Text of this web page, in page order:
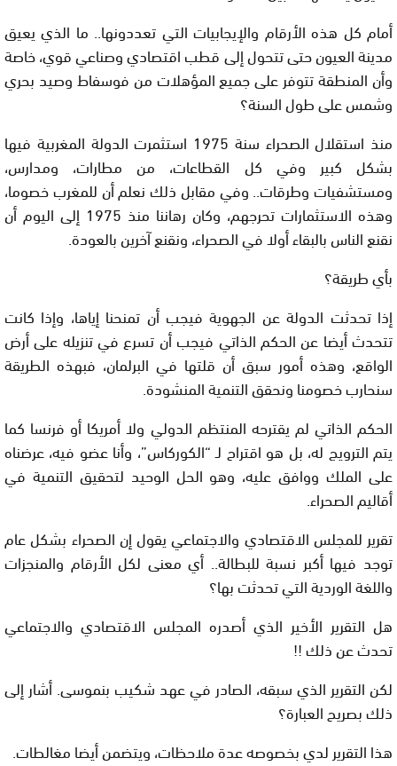
أمام كل هذه الأرقام والإيجابيات التي تعددونها.. ما الذي يعيق
مدينة العيون حتى تتحول إلى قطب اقتصادي وصناعي قوي، خاصة
وأن المنطقة تتوفر على جميع المؤهلات من فوسفاط وصيد بحري
وشمس على طول السنة؟
منذ استقلال الصحراء سنة 1975 استثمرت الدولة المغربية فيها
بشكل كبير وفي كل القطاعات، من مطارات، ومدارس،
ومستشفيات وطرقات.. وفي مقابل ذلك نعلم أن للمغرب خصوما،
وهذه الاستثمارات تحرجهم، وكان رهاننا منذ 1975 إلى اليوم أن
نقنع الناس بالبقاء أولا في الصحراء، ونقنع آخرين بالعودة.
بأي طريقة؟
إذا تحدثت الدولة عن الجهوية فيجب أن تمنحنا إياها، وإذا كانت
تتحدث أيضا عن الحكم الذاتي فيجب أن تسرع في تنزيله على أرض
الواقع، وهذه أمور سبق أن قلتها في البرلمان، فبهذه الطريقة
سنحارب خصومنا ونحقق التنمية المنشودة.
الحكم الذاتي لم يقترحه المنتظم الدولي ولا أمريكا أو فرنسا كما
يتم الترويج له، بل هو اقتراح لـ “الكوركاس”، وأنا عضو فيه، عرضناه
على الملك ووافق عليه، وهو الحل الوحيد لتحقيق التنمية في
أقاليم الصحراء.
تقرير للمجلس الاقتصادي والاجتماعي يقول إن الصحراء بشكل عام
توجد فيها أكبر نسبة للبطالة.. أي معنى لكل الأرقام والمنجزات
واللغة الوردية التي تحدثت بها؟
هل التقرير الأخير الذي أصدره المجلس الاقتصادي والاجتماعي
تحدث عن ذلك!!
لكن التقرير الذي سبقه، الصادر في عهد شكيب بنموسى. أشار إلى
ذلك بصريح العبارة؟
هذا التقرير لدي بخصوصه عدة ملاحظات، ويتضمن أيضا مغالطات.